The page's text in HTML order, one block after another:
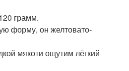
грамм.
форму, он желтовато-
мякоти ощутим лёгкий